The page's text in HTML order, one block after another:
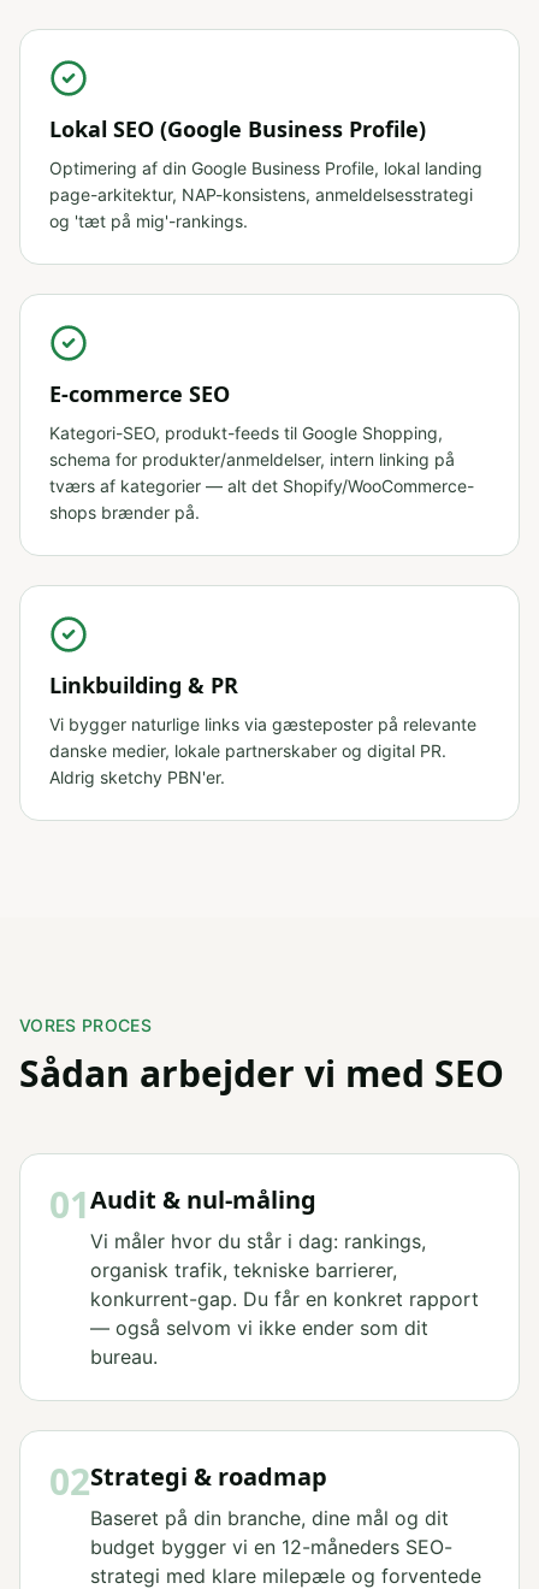
Lokal SEO (Google Business Profile)
Optimering af din Google Business Profile, lokal landing
page-arkitektur, NAP-konsistens, anmeldelsesstrategi
og 'tæt på mig'-rankings.
E-commerce SEO
Kategori-SEO, produkt-feeds til Google Shopping,
schema for produkter/anmeldelser, intern linking på
tværs af kategorier — alt det Shopify/WooCommerce-
shops brænder på.
Linkbuilding & PR
Vi bygger naturlige links via gæsteposter på relevante
danske medier, lokale partnerskaber og digital PR.
Aldrig sketchy PBN'er.
VORES PROCES
Sådan arbejder vi med SEO
01Audit & nul-måling
Vi måler hvor du står i dag: rankings,
organisk trafik, tekniske barrierer,
konkurrent-gap. Du får en konkret rapport
— også selvom vi ikke ender som dit
bureau.
02Strategi & roadmap
Baseret på din branche, dine mål og dit
budget bygger vi en 12-måneders SEO-
strategi med klare milepæle og forventede